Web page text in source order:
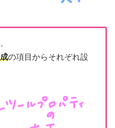
の項目からそれぞれ設